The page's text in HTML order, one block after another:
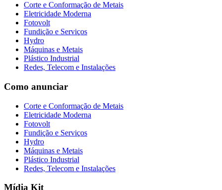
Corte e Conformação de Metais
Eletricidade Moderna
Fotovolt
Fundição e Serviços
Hydro
Máquinas e Metais
Plástico Industrial
Redes, Telecom e Instalações
Como anunciar
Corte e Conformação de Metais
Eletricidade Moderna
Fotovolt
Fundição e Serviços
Hydro
Máquinas e Metais
Plástico Industrial
Redes, Telecom e Instalações
Mídia Kit